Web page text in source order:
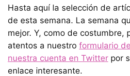
Hasta aquí la selección de
de esta semana. La semana
mejor. Y, como de costumbre,
atentos a nuestro formulario
nuestra cuenta en Twitter por
enlace interesante.